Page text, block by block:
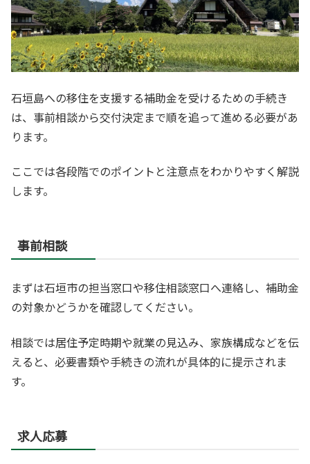
石垣島への移住を支援する補助金を受けるための手続き
は、事前相談から交付決定まで順を追って進める必要があ
ります。
ここでは各段階でのポイントと注意点をわかりやすく解説
します。
事前相談
まずは石垣市の担当窓口や移住相談窓口へ連絡し、補助金
の対象かどうかを確認してください。
相談では居住予定時期や就業の見込み、家族構成などを伝
えると、必要書類や手続きの流れが具体的に提示されま
す。
求人応募